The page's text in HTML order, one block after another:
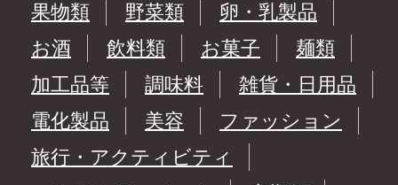
果物類
野菜類
卵・乳製品
お酒
飲料類 お菓子
麺類
加工品等
調味料
雑貨・日用品
電化製品
美容
ファッション
旅行・アクティビティ